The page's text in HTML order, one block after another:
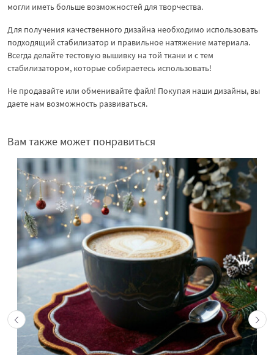
могли иметь больше возможностей для творчества.
Для получения качественного дизайна необходимо использовать
подходящий стабилизатор и правильное натяжение материала.
Всегда делайте тестовую вышивку на той ткани и с тем
стабилизатором, которые собираетесь использовать!
Не продавайте или обменивайте файл! Покупая наши дизайны, вы
даете нам возможность развиваться.
Вам также может понравиться